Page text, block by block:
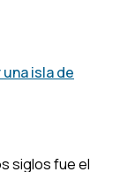
isla de
siglos fue el